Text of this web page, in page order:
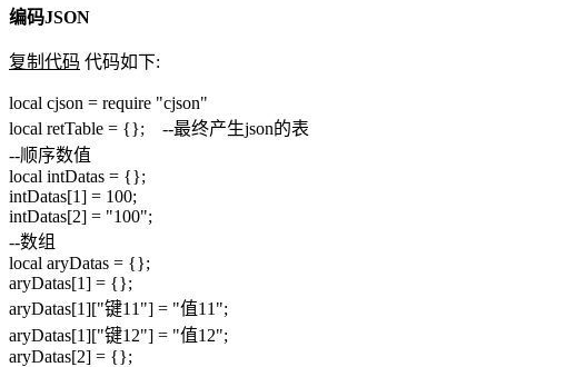
编码JSON
复制代码 代码如下:
local cjson = require "cjson"
local retTable = {}; --最终产生json的表
--顺序数值
local intDatas = {};
intDatas[1] = 100;
intDatas[2] = "100";
--数组
local aryDatas = {};
aryDatas[1] = {};
aryDatas[1]["键11"] = "值11";
aryDatas[1]["键12"] = "值12";
aryDatas[2] = {};